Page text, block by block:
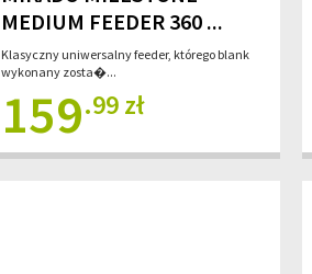
MEDIUM FEEDER 360 ...
Klasyczny uniwersalny feeder, którego blank
wykonany zosta�...
159.99 zł